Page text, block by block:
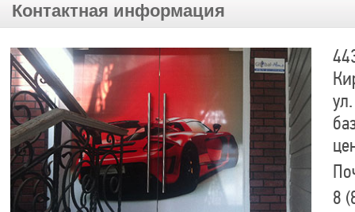
Контактная информация
8